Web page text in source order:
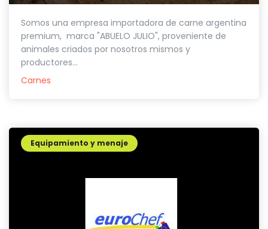
Somos una empresa importadora de carne argentina
premium, marca "ABUELO JULIO", proveniente de
animales criados por nosotros mismos y
productores...
Carnes
Equipamiento y menaje